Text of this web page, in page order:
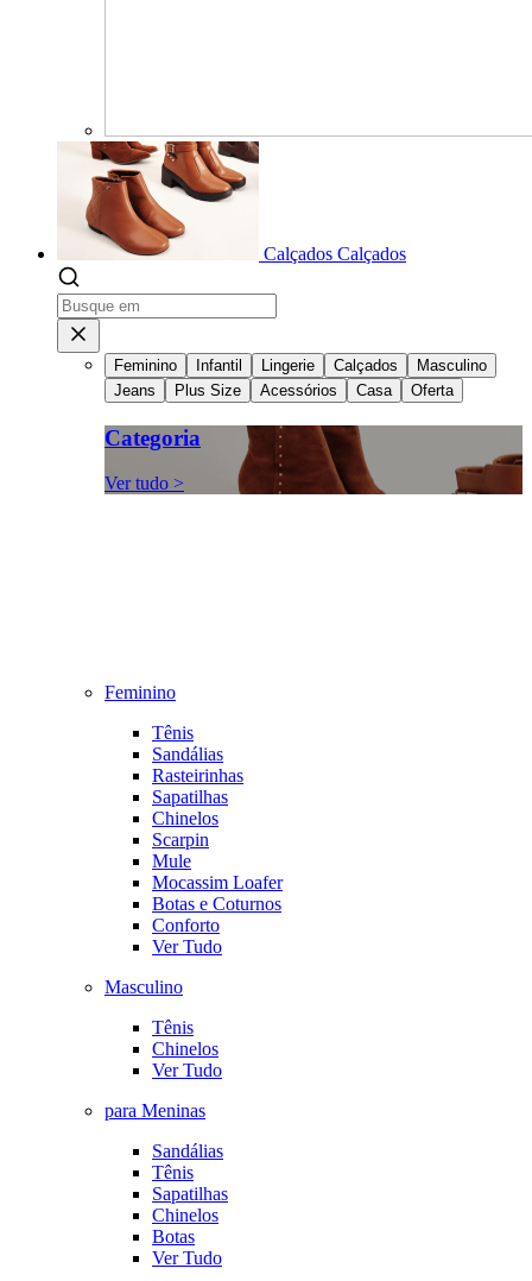
Calçados Calçados
Feminino Infantil Lingerie Calçados
Masculino
Jeans
Plus Size Acessórios Casa Oferta
Categoria
Ver tudo >
Feminino
Tênis
Sandálias
Rasteirinhas
Sapatilhas
Chinelos
Scarpin
Mule
Mocassim Loafer
Botas e Coturnos
Conforto
Ver Tudo
Masculino
Tênis
Chinelos
Ver Tudo
para Meninas
Sandálias
Tênis
Sapatilhas
Chinelos
Botas
Ver Tudo